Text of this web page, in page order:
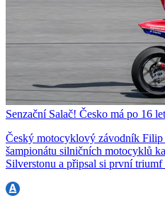
Senzační Salač! Česko má po 16
Český motocyklový závodník Filip
šampionátu silničních motocyklů
Silverstonu a připsal si první triumf